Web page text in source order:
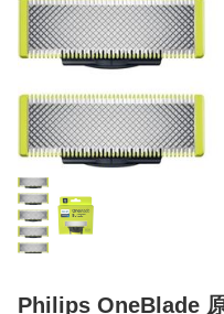
Philips OneBlade